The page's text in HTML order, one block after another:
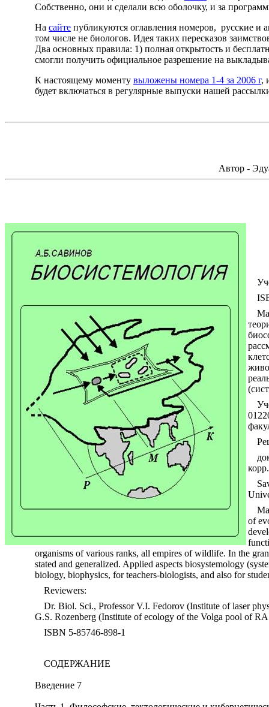
Собственно, они и сделали всю оболочку, и за
На сайте публикуются оглавления номеров, русские и
том числе не биологов. Идея таких пересказов
Два основных правила: 1) полная открытость и
смогли получить официальное разрешение на
К настоящему моменту выложены номера 1-4 за 2006 г,
будет включаться в регулярные выпуски нашей
Автор -
of
organisms of various ranks, all empires of wildlife. In the
stated and generalized. Applied aspects biosystemology
biology, biophysics, for teachers-biologists, and also for
Reviewers:
Dr. Biol. Sci., Professor V.I. Fedorov (Institute of laser
G.S. Rozenberg (Institute of ecology of the Volga pool of
ISBN 5-85746-898-1
СОДЕРЖАНИЕ
Введение 7